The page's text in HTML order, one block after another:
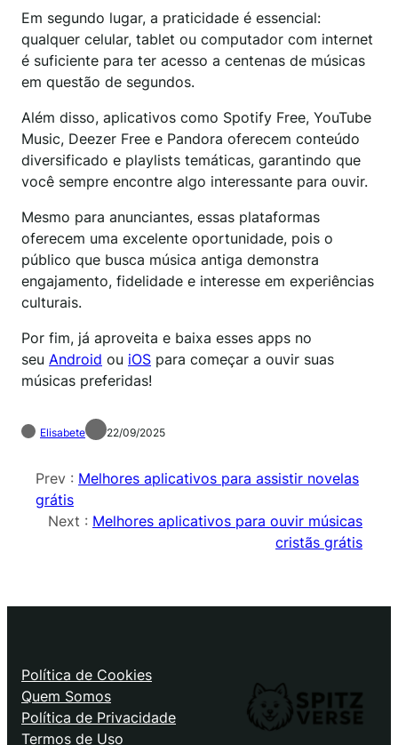
Em segundo lugar, a praticidade é essencial:
qualquer celular, tablet ou computador com internet
é suficiente para ter acesso a centenas de músicas
em questão de segundos.
Além disso, aplicativos como Spotify Free, YouTube
Music, Deezer Free e Pandora oferecem conteúdo
diversificado e playlists temáticas, garantindo que
você sempre encontre algo interessante para ouvir.
Mesmo para anunciantes, essas plataformas
oferecem uma excelente oportunidade, pois o
público que busca música antiga demonstra
engajamento, fidelidade e interesse em experiências
culturais.
Por fim, já aproveita e baixa esses apps no
seu Android ou iOS para começar a ouvir suas
músicas preferidas!
Elisabete 22/09/2025
Prev : Melhores aplicativos para assistir novelas
grátis
Next : Melhores aplicativos para ouvir músicas
cristãs grátis
Política de Cookies
Quem Somos
Política de Privacidade
Termos de Uso